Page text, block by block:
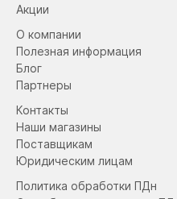
Акции
О компании
Полезная информация
Блог
Партнеры
Контакты
Наши магазины
Поставщикам
Юридическим лицам
Политика обработки ПДн